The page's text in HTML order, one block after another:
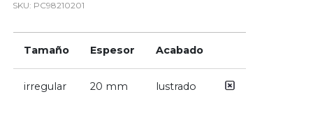
SKU: PC98210201
Tamaño Espesor Acabado
irregular 20 mm lustrado